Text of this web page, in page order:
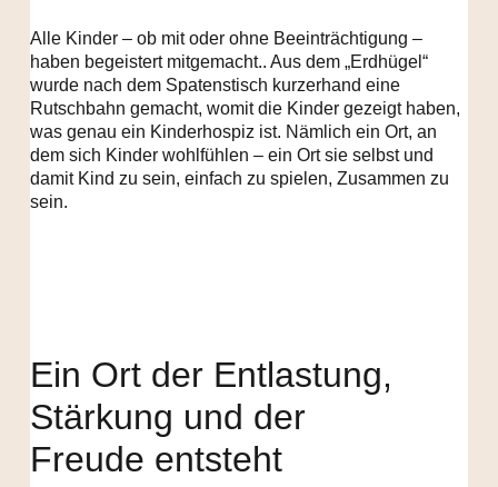
Alle Kinder – ob mit oder ohne Beeinträchtigung –
haben begeistert mitgemacht.. Aus dem „Erdhügel“
wurde nach dem Spatenstisch kurzerhand eine
Rutschbahn gemacht, womit die Kinder gezeigt haben,
was genau ein Kinderhospiz ist. Nämlich ein Ort, an
dem sich Kinder wohlfühlen – ein Ort sie selbst und
damit Kind zu sein, einfach zu spielen, Zusammen zu
sein.
Ein Ort der Entlastung,
Stärkung und der
Freude entsteht